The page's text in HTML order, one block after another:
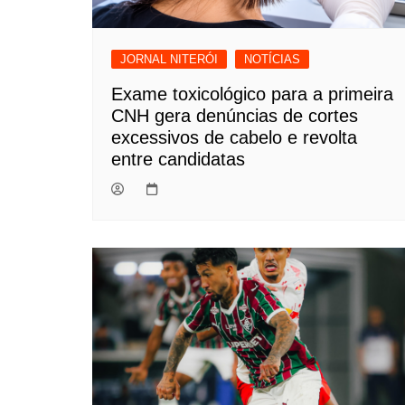
JORNAL NITERÓI NOTÍCIAS
Exame toxicológico para a primeira
CNH gera denúncias de cortes
excessivos de cabelo e revolta
entre candidatas